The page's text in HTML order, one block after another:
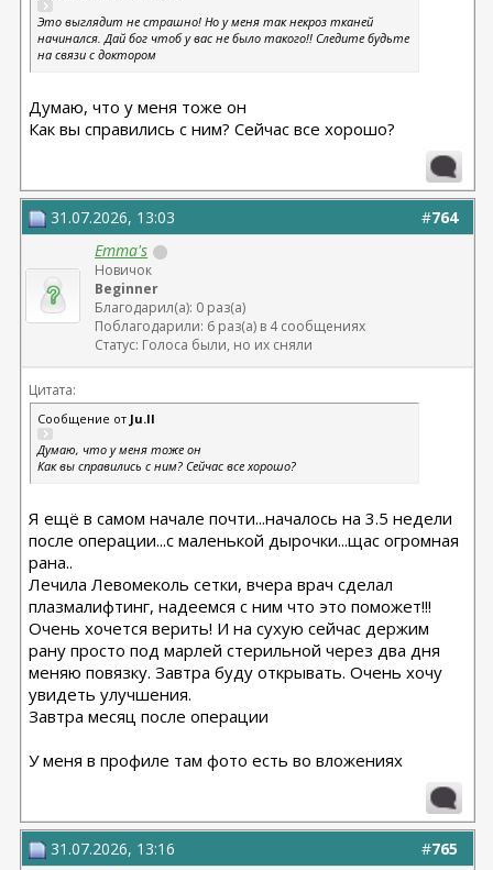
Это выглядит не страшно! Но у меня так некроз тканей
начинался. Дай бог чтоб у вас не было такого!! Следите будьте
на связи с доктором
Думаю, что у меня тоже он
Как вы справились с ним? Сейчас все хорошо?
#764
31.07.2026, 13:03
Emma's
Новичок
Beginner
Благодарил(а): 0 раз(а)
Поблагодарили: 6 раз(а) в 4 сообщениях
Статус: Голоса были, но их сняли
Цитата:
Сообщение от Ju.ll
Думаю, что у меня тоже он
Как вы справились с ним? Сейчас все хорошо?
Я ещё в самом начале почти...началось на 3.5 недели
после операции...с маленькой дырочки...щас огромная
рана..
Лечила Левомеколь сетки, вчера врач сделал
плазмалифтинг, надеемся с ним что это поможет!!!
Очень хочется верить! И на сухую сейчас держим
рану просто под марлей стерильной через два дня
меняю повязку. Завтра буду открывать. Очень хочу
увидеть улучшения.
Завтра месяц после операции
У меня в профиле там фото есть во вложениях
#765
31.07.2026, 13:16